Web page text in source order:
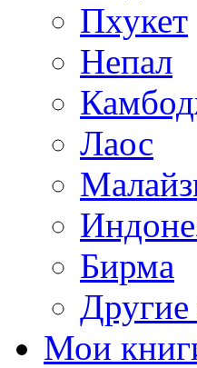
Пхукет
Непал
Лаос
Бирма
Мои